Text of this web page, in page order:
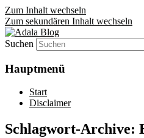
Zum Inhalt wechseln
Zum sekundären Inhalt wechseln
Adala Blog
Denn die
Suchen
Hauptmenü
Start
Disclaimer
Schlagwort-Archive: